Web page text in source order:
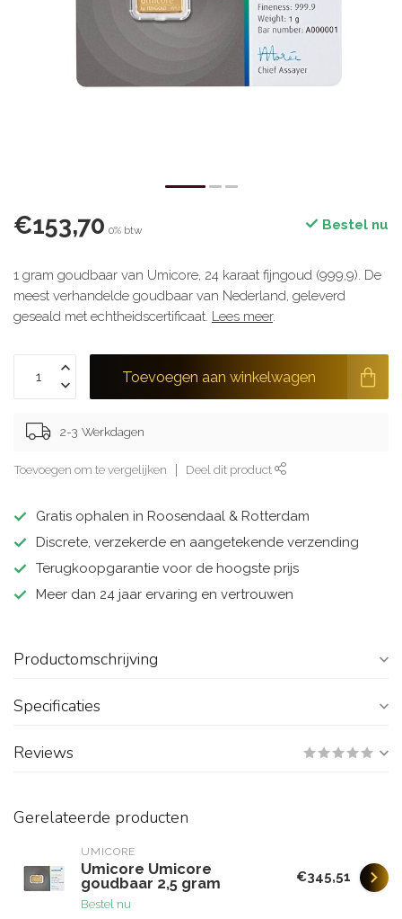
€153,70 0% btw Bestel nu
1 gram goudbaar van Umicore, 24 karaat fijngoud (999,9). De
meest verhandelde goudbaar van Nederland, geleverd
geseald met echtheidscertificaat. Lees meer.
Toevoegen aan winkelwagen
2-3 Werkdagen
Toevoegen om te vergelijken Deel dit product
Gratis ophalen in Roosendaal & Rotterdam
Discrete, verzekerde en aangetekende verzending
Terugkoopgarantie voor de hoogste prijs
Meer dan 24 jaar ervaring en vertrouwen
Productomschrijving
Specificaties
Reviews
Gerelateerde producten
UMICORE
Umicore Umicore
goudbaar 2,5 gram
Bestel nu
€345,51